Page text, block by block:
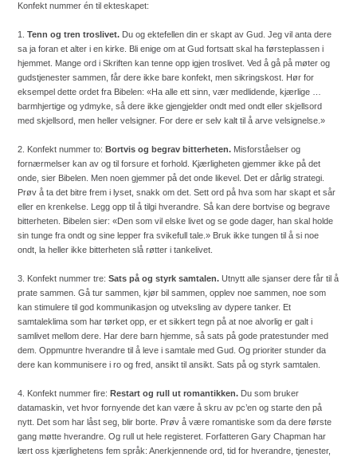
Konfekt nummer én til ekteskapet:
1. Tenn og tren troslivet. Du og ektefellen din er skapt av Gud. Jeg vil anta dere
sa ja foran et alter i en kirke. Bli enige om at Gud fortsatt skal ha førsteplassen i
hjemmet. Mange ord i Skriften kan tenne opp igjen troslivet. Ved å gå på møter og
gudstjenester sammen, får dere ikke bare konfekt, men sikringskost. Hør for
eksempel dette ordet fra Bibelen: «Ha alle ett sinn, vær medlidende, kjærlige …
barmhjertige og ydmyke, så dere ikke gjengjelder ondt med ondt eller skjellsord
med skjellsord, men heller velsigner. For dere er selv kalt til å arve velsignelse.»
2. Konfekt nummer to: Bortvis og begrav bitterheten. Misforståelser og
fornærmelser kan av og til forsure et forhold. Kjærligheten gjemmer ikke på det
onde, sier Bibelen. Men noen gjemmer på det onde likevel. Det er dårlig strategi.
Prøv å ta det bitre frem i lyset, snakk om det. Sett ord på hva som har skapt et sår
eller en krenkelse. Legg opp til å tilgi hverandre. Så kan dere bortvise og begrave
bitterheten. Bibelen sier: «Den som vil elske livet og se gode dager, han skal holde
sin tunge fra ondt og sine lepper fra svikefull tale.» Bruk ikke tungen til å si noe
ondt, la heller ikke bitterheten slå røtter i tankelivet.
3. Konfekt nummer tre: Sats på og styrk samtalen. Utnytt alle sjanser dere får til å
prate sammen. Gå tur sammen, kjør bil sammen, opplev noe sammen, noe som
kan stimulere til god kommunikasjon og utveksling av dypere tanker. Et
samtaleklima som har tørket opp, er et sikkert tegn på at noe alvorlig er galt i
samlivet mellom dere. Har dere barn hjemme, så sats på gode pratestunder med
dem. Oppmuntre hverandre til å leve i samtale med Gud. Og prioriter stunder da
dere kan kommunisere i ro og fred, ansikt til ansikt. Sats på og styrk samtalen.
4. Konfekt nummer fire: Restart og rull ut romantikken. Du som bruker
datamaskin, vet hvor fornyende det kan være å skru av pc’en og starte den på
nytt. Det som har låst seg, blir borte. Prøv å være romantiske som da dere første
gang møtte hverandre. Og rull ut hele registeret. Forfatteren Gary Chapman har
lært oss kjærlighetens fem språk: Anerkjennende ord, tid for hverandre, tjenester,